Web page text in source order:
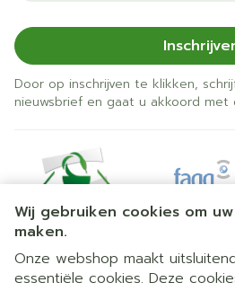
Wij gebruiken cookies om
maken.
Onze webshop maakt
essentiële cookies. Deze
Door op inschrijven te klikken,
nieuwsbrief en gaat u akkoord met
Juridische links